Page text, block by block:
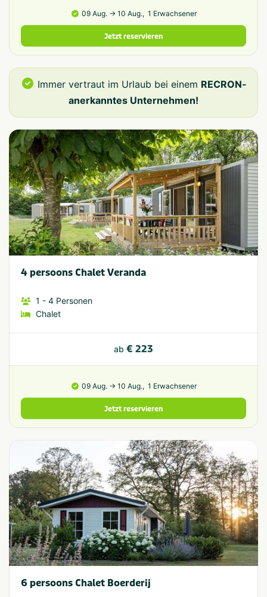
09 Aug. → 10 Aug., 1 Erwachsener
Jetzt reservieren
Immer vertraut im Urlaub bei einem RECRON-
anerkanntes Unternehmen!
4 persoons Chalet Veranda
1 - 4 Personen
Chalet
ab € 223
09 Aug. → 10 Aug., 1 Erwachsener
Jetzt reservieren
6 persoons Chalet Boerderij